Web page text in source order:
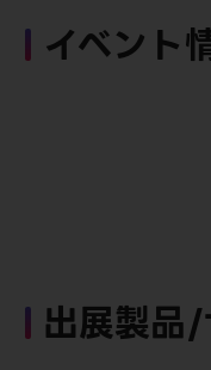
イベント
出展製品